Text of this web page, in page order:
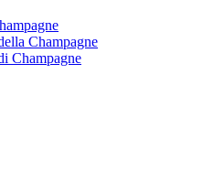
Champagne
Champagne